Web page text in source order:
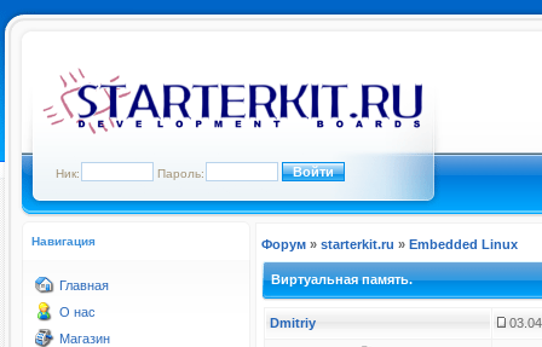
Ник: Пароль:
Навигация
Главная
О нас
Магазин
Форум » starterkit.ru » Embedded Linux
Виртуальная память.
Dmitriy